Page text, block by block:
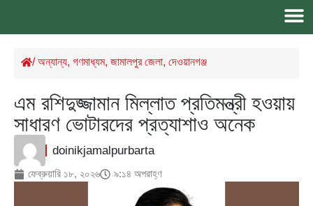
/অন্যান্য, গণমাধ্যম, জামালপুর জেলা, দেওয়ানগঞ্জ
এম রশিদুজ্জামান মিল্লাত প্রতিমন্ত্রী হওয়ায়
সাধারণ ভোটারদের প্রত্যাশাও অনেক
doinikjamalpurbarta
ফেব্রুয়ারি ১৮, ২০২৬ ৯:১৪ অপরাহ্ণ